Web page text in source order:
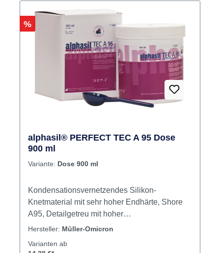
Rabatt
%
alphasil® PERFECT TEC A 95 Dose
900 ml
Variante: Dose 900 ml
Kondensationsvernetzendes Silikon-
Knetmaterial mit sehr hoher End­härte, Shore
A95, Detailgetreu mit hoher
Dimensionsstabilität, klebefrei, einfach zu
Z. B. geeig­net für Vorwälle bei Reparaturen
Hersteller: Müller-Omicron
Varianten ab